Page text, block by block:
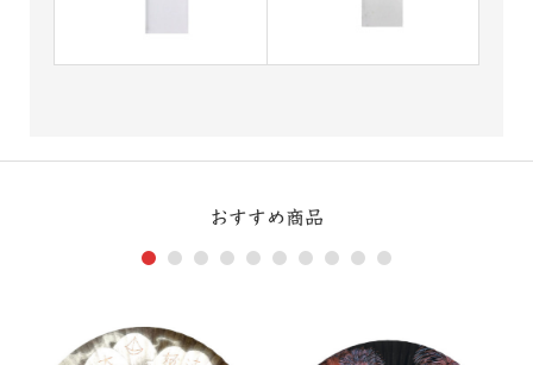
おすすめ商品
1 2 3 4 5 6 7 8 9 10